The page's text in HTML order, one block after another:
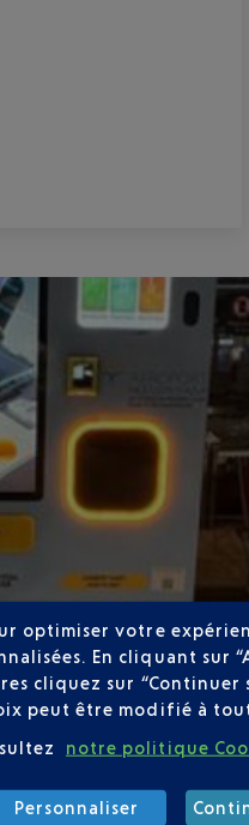
SMARTPHONE
AVEC
en quelques
optimiser votre
En cliquant sur
cliquez sur “Continuer
peut être modifié à
notre politique
Personnaliser